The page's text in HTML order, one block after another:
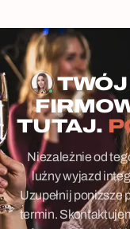
TUTAJ.
Niezależnie od
luźny wyjazd
Uzupełnij poniższe
termin.